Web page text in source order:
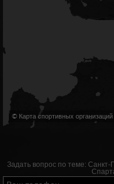
© Карта спортивных организаций
Задать вопрос по теме: